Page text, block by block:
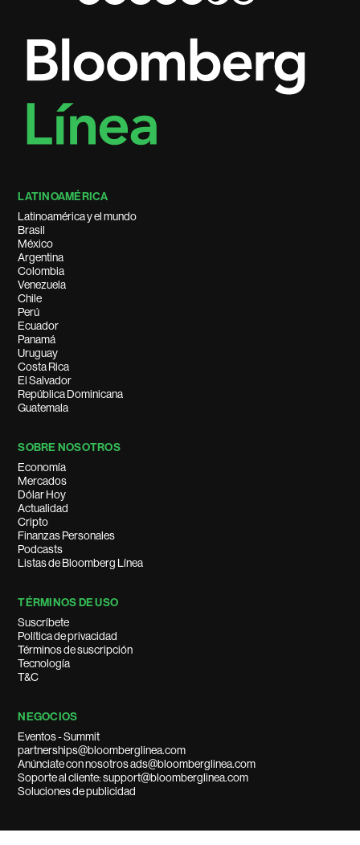
LATINOAMÉRICA
Latinoamérica y el mundo
Brasil
México
Argentina
Colombia
Venezuela
Chile
Perú
Ecuador
Panamá
Uruguay
Costa Rica
El Salvador
República Dominicana
Guatemala
SOBRE NOSOTROS
Economía
Mercados
Dólar Hoy
Actualidad
Cripto
Finanzas Personales
Podcasts
Listas de Bloomberg Línea
TÉRMINOS DE USO
Suscríbete
Política de privacidad
Términos de suscripción
Tecnología
T&C
NEGOCIOS
Eventos - Summit
partnerships@bloomberglinea.com
Anúnciate con nosotros ads@bloomberglinea.com
Soporte al cliente: support@bloomberglinea.com
Soluciones de publicidad